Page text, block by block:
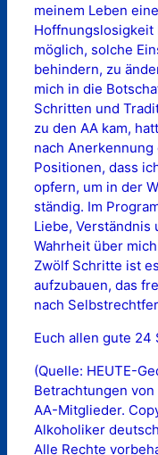
meinem Leben
Hoffnungslosigkeit
möglich, solche
behindern, zu
mich in die
Schritten und
zu den AA kam,
nach
Positionen, dass
opfern, um in der
ständig. Im
Liebe, Verständnis
Wahrheit über
Zwölf Schritte ist
aufzubauen, das
nach
Euch allen gute 24
(Quelle: HEUTE-
Betrachtungen
AA-Mitglieder.
Alkoholiker
Alle Rechte